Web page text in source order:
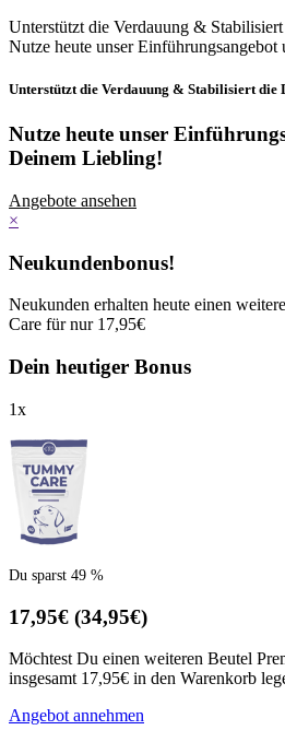
Unterstützt die Verdauung &
Nutze heute unser
Unterstützt die Verdauung & Stabilisiert die
Nutze heute unser
Deinem Liebling!
Angebote ansehen
×
Neukundenbonus!
Neukunden erhalten heute einen
Care für nur 17,95€
Dein heutiger Bonus
1x
Du sparst 49 %
17,95€ (34,95€)
Möchtest Du einen weiteren Beutel
insgesamt 17,95€ in den Warenkorb
Angebot annehmen